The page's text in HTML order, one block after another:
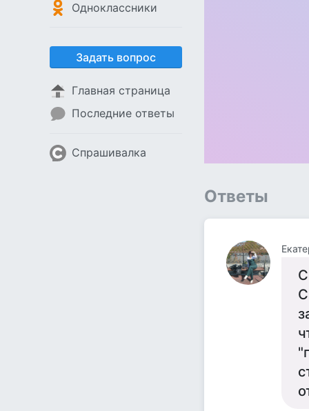
Одноклассники
Задать вопрос
Главная страница
Последние ответы
Спрашивалка
Ответы